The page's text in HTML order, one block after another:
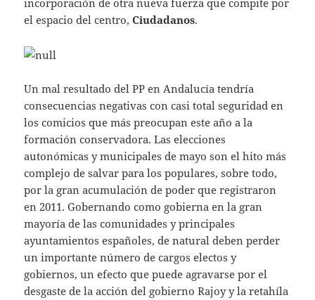
incorporación de otra nueva fuerza que compite por
el espacio del centro,Ciudadanos.
Un mal resultado del PP en Andalucía tendría
consecuencias negativas con casi total seguridad en
los comicios que más preocupan este año a la
formación conservadora. Las elecciones
autonómicas y municipales de mayo son el hito más
complejo de salvar para los populares, sobre todo,
por la gran acumulación de poder que registraron
en 2011. Gobernando como gobierna en la gran
mayoría de las comunidades y principales
ayuntamientos españoles, de natural deben perder
un importante número de cargos electos y
gobiernos, un efecto que puede agravarse por el
desgaste de la acción del gobierno Rajoy y la retahíla